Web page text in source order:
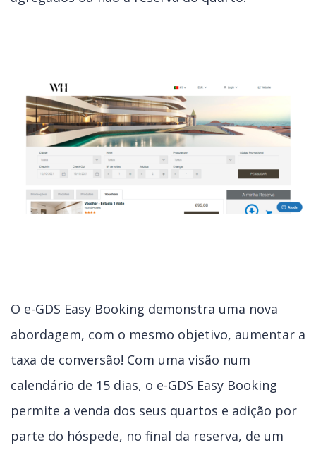
O e-GDS Easy Booking demonstra uma nova
abordagem, com o mesmo objetivo, aumentar a
taxa de conversão! Com uma visão num
calendário de 15 dias, o e-GDS Easy Booking
permite a venda dos seus quartos e adição por
parte do hóspede, no final da reserva, de um